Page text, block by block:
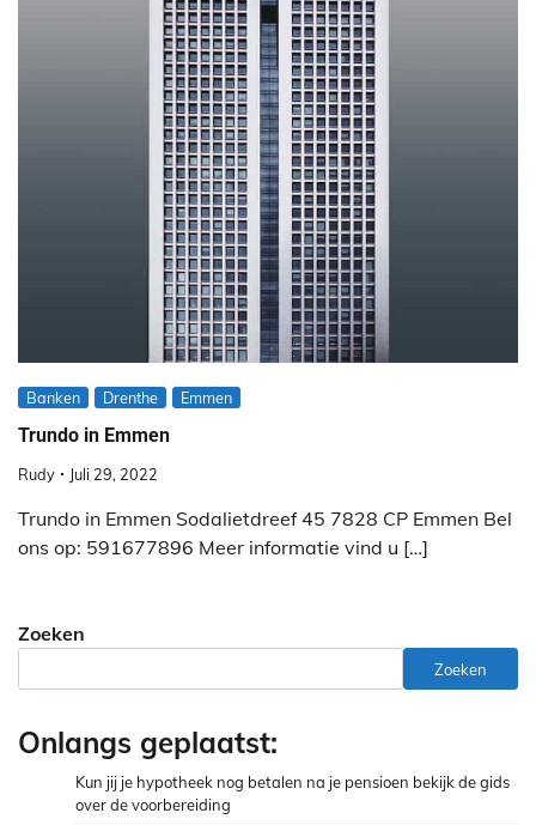
Banken Drenthe Emmen
Trundo in Emmen
Rudy Juli 29, 2022
Trundo in Emmen Sodalietdreef 45 7828 CP Emmen Bel
ons op: 591677896 Meer informatie vind u […]
Zoeken
Zoeken
Onlangs geplaatst:
Kun jij je hypotheek nog betalen na je pensioen bekijk de gids
over de voorbereiding